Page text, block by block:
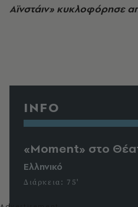
Αϊνστάιν» κυκλοφόρησε
INFO
«Moment» στο
Ελληνικό
Διάρκεια: 75'